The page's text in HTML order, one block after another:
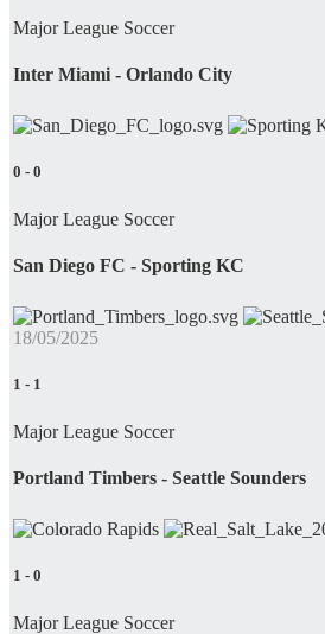
Major League Soccer
Inter Miami - Orlando City
0 - 0
Major League Soccer
San Diego FC - Sporting KC
18/05/2025
1 - 1
Major League Soccer
Portland Timbers - Seattle Sounders
1 - 0
Major League Soccer